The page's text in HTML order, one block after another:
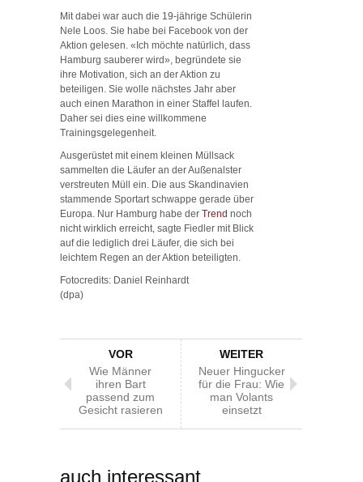
Mit dabei war auch die 19-jährige Schülerin
Nele Loos. Sie habe bei Facebook von der
Aktion gelesen. «Ich möchte natürlich, dass
Hamburg sauberer wird», begründete sie
ihre Motivation, sich an der Aktion zu
beteiligen. Sie wolle nächstes Jahr aber
auch einen Marathon in einer Staffel laufen.
Daher sei dies eine willkommene
Trainingsgelegenheit.
Ausgerüstet mit einem kleinen Müllsack
sammelten die Läufer an der Außenalster
verstreuten Müll ein. Die aus Skandinavien
stammende Sportart schwappe gerade über
Europa. Nur Hamburg habe der Trend noch
nicht wirklich erreicht, sagte Fiedler mit Blick
auf die lediglich drei Läufer, die sich bei
leichtem Regen an der Aktion beteiligten.
Fotocredits: Daniel Reinhardt
(dpa)
VOR
Wie Männer
ihren Bart
passend zum
Gesicht rasieren
WEITER
Neuer Hingucker
für die Frau: Wie
man Volants
einsetzt
auch interessant